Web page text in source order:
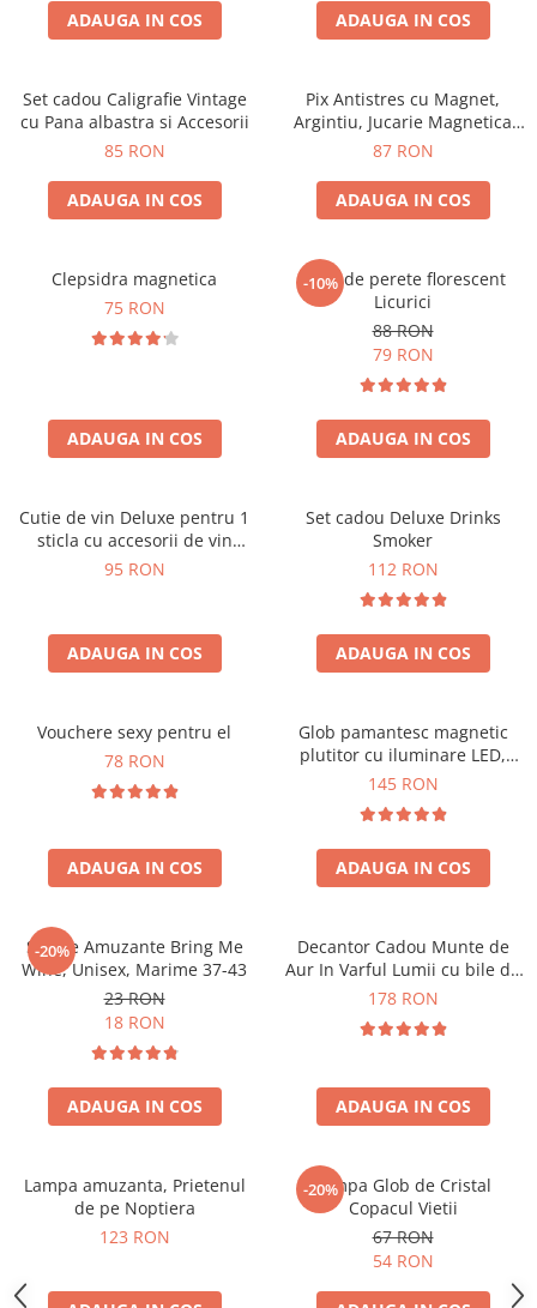
ADAUGA IN COS ADAUGA IN COS
Set cadou Caligrafie Vintage
cu Pana albastra si Accesorii
85 RON
ADAUGA IN COS
Pix Antistres cu Magnet,
Argintiu, Jucarie Magnetica
pentru Birou
87 RON
ADAUGA IN COS
Clepsidra magnetica
75 RON
ADAUGA IN COS
-10%
Ceas de perete florescent
Licurici
88 RON
79 RON
ADAUGA IN COS
Cutie de vin Deluxe pentru 1
sticla cu accesorii de vin
incluse interior oranj
95 RON
ADAUGA IN COS
Set cadou Deluxe Drinks
Smoker
112 RON
ADAUGA IN COS
Vouchere sexy pentru el
78 RON
ADAUGA IN COS
Glob pamantesc magnetic
plutitor cu iluminare LED,
Forma C
145 RON
ADAUGA IN COS
-20%
Sosete Amuzante Bring Me
Wine, Unisex, Marime 37-43
23 RON
18 RON
ADAUGA IN COS
Decantor Cadou Munte de
Aur In Varful Lumii cu bile de
curatare
178 RON
ADAUGA IN COS
Lampa amuzanta, Prietenul
de pe Noptiera
123 RON
-20%
Lampa Glob de Cristal
Copacul Vietii
67 RON
54 RON